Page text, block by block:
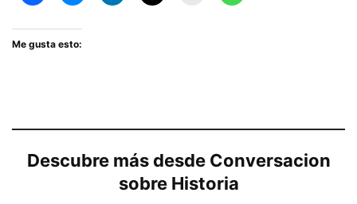
Me gusta esto:
Descubre más desde Conversacion
sobre Historia